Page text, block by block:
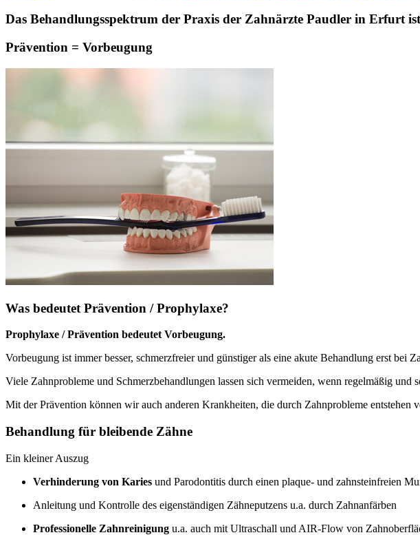
Das Behandlungsspektrum der Praxis der Zahnärzte Paudler in Erfurt
Prävention = Vorbeugung
Was bedeutet Prävention / Prophylaxe?
Prophylaxe / Prävention bedeutet Vorbeugung.
Vorbeugung ist immer besser, schmerzfreier und günstiger als eine akute Behandlung erst bei
Viele Zahnprobleme und Schmerzbehandlungen lassen sich vermeiden, wenn regelmäßig
Mit der Prävention können wir auch anderen Krankheiten, die durch Zahnprobleme entstehen
Behandlung für bleibende Zähne
Ein kleiner Auszug
Verhinderung von Karies und Parodontitis durch einen plaque- und zahnsteinfreien
Anleitung und Kontrolle des eigenständigen Zähneputzens u.a. durch Zahnanfärben
Professionelle Zahnreinigung u.a. auch mit Ultraschall und AIR-Flow von